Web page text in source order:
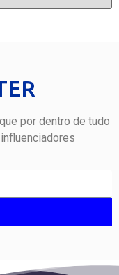
por dentro de tudo